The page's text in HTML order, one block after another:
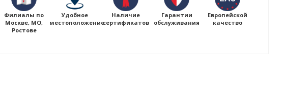
Филиалы по
Москве, МО,
Ростове
Удобное
местоположение
Наличие
сертификатов
Гарантии
обслуживания
Европейской
качество